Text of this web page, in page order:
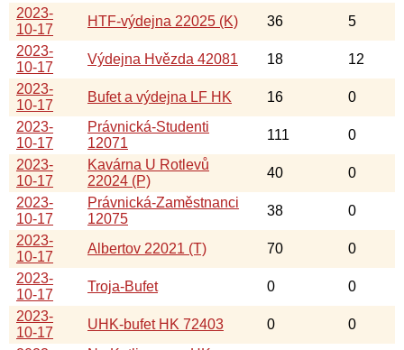
2023-
10-17
HTF-výdejna 22025 (K) 36
5
2023-
10-17
Výdejna Hvězda 42081 18
12
2023-
10-17
Bufet a výdejna LF HK 16
0
2023-
10-17
Právnická-Studenti
12071
111
0
2023-
10-17
Kavárna U Rotlevů
22024 (P)
40
0
2023-
10-17
Právnická-Zaměstnanci
12075
38
0
2023-
10-17
Albertov 22021 (T) 70
0
2023-
10-17
Troja-Bufet 0
0
2023-
10-17
UHK-bufet HK 72403 0
0